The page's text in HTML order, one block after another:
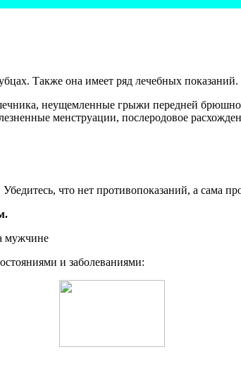
Также она имеет ряд лечебных
неущемленные грыжи передней
менструации, послеродовое
что нет противопоказаний, а сама
и заболеваниями: